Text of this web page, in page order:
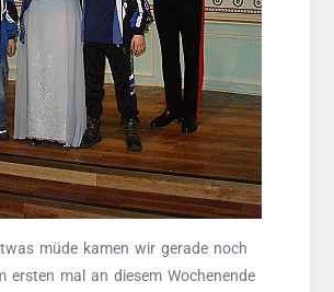
müde kamen wir gerade noch
ersten mal an diesem Wochenende